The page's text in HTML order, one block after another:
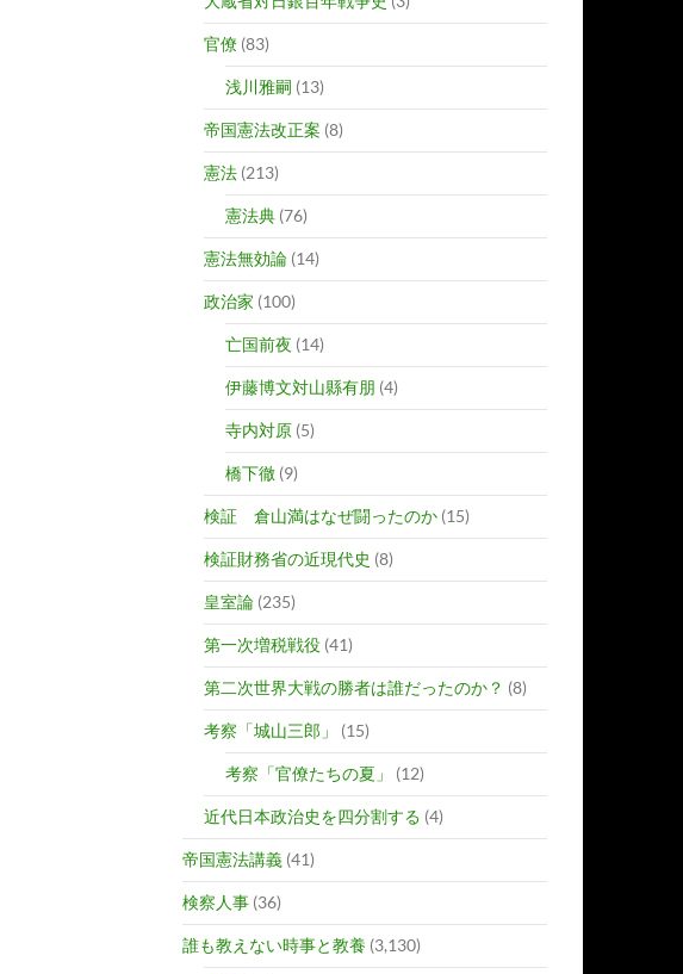
官僚 (83)
浅川雅嗣 (13)
帝国憲法改正案 (8)
憲法 (213)
憲法典 (76)
憲法無効論 (14)
政治家 (100)
亡国前夜 (14)
伊藤博文対山縣有朋 (4)
寺内対原 (5)
橋下徹 (9)
検証 倉山満はなぜ闘ったのか (15)
検証財務省の近現代史 (8)
皇室論 (235)
第一次増税戦役 (41)
第二次世界大戦の勝者は誰だったのか？ (8)
考察「城山三郎」 (15)
考察「官僚たちの夏」 (12)
近代日本政治史を四分割する (4)
帝国憲法講義 (41)
検察人事 (36)
誰も教えない時事と教養 (3,130)